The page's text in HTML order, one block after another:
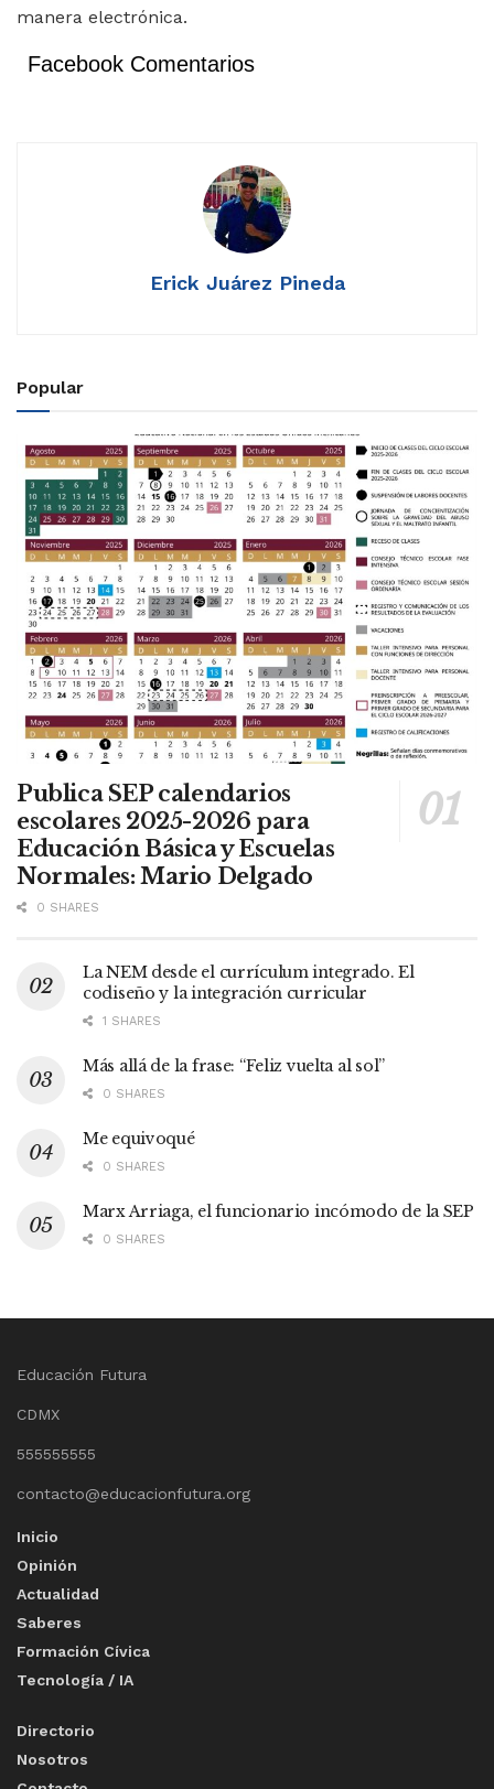
manera electrónica.
Facebook Comentarios
Erick Juárez Pineda
Popular
Publica SEP calendarios
escolares 2025-2026 para
Educación Básica y Escuelas
Normales: Mario Delgado
0 SHARES
La NEM desde el currículum integrado. El
codiseño y la integración curricular
1 SHARES
Más allá de la frase: “Feliz vuelta al sol”
0 SHARES
Me equivoqué
0 SHARES
Marx Arriaga, el funcionario incómodo de la SEP
0 SHARES
Educación Futura
CDMX
555555555
contacto@educacionfutura.org
Inicio
Opinión
Actualidad
Saberes
Formación Cívica
Tecnología / IA
Directorio
Nosotros